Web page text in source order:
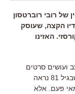
של רובי רוברטסון
הקצה, שעוסק
האזינו
ועושים סרטים
81 נראה
פעם
אלא